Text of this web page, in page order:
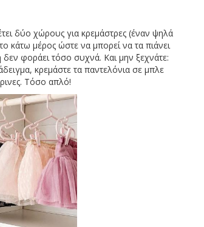
δύο χώρους για κρεμάστρες (έναν ψηλά
κάτω μέρος ώστε να μπορεί να τα πιάνει
φοράει τόσο συχνά. Και μην ξεχνάτε:
κρεμάστε τα παντελόνια σε μπλε
Τόσο απλό!